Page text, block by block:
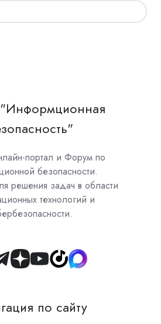
портал и Форум по
безопасности.
решения задач в области
технологий и
Join
Slack
по сайту